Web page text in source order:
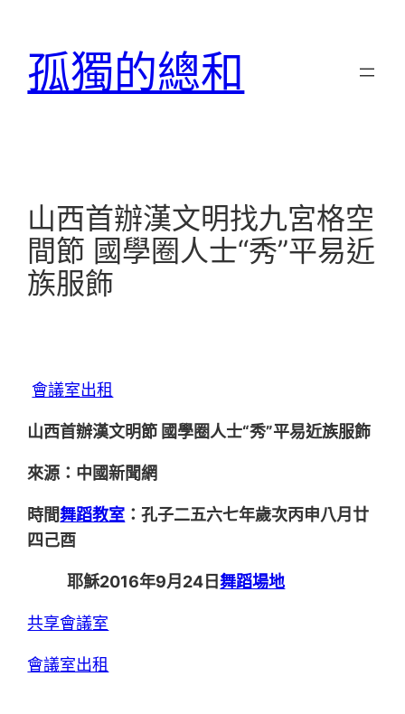
孤獨的總和
山西首辦漢文明找九宮格空
間節 國學圈人士“秀”平易近
族服飾
會議室出租
山西首辦漢文明節 國學圈人士“秀”平易近族服飾
來源：中國新聞網
時間舞蹈教室 ：孔子二五六七年歲次丙申八月廿
四己酉
耶穌2016年9月24日舞蹈場地
共享會議室
會議室出租